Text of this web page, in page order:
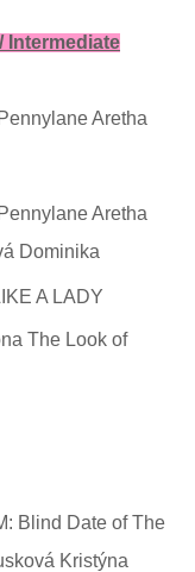
Intermediate
Aretha
Aretha
Dominika
A LADY
The Look of
Blind Date of The
Kristýna